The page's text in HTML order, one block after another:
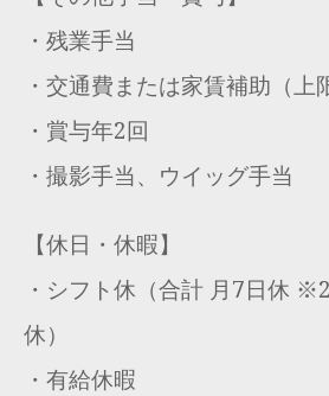
・残業手当
・交通費または家賃補助（上
・賞与年2回
・撮影手当、ウイッグ手当
【休日・休暇】
・シフト休（合計 月7日休
休）
・有給休暇